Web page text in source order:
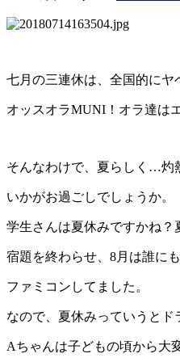
七月の三連休は、全国的にヤ
オッスオラMUNI！オラ達は
そんなわけで、夏らしく…灼
いかがお過ごしでしょうか。
学生さんは夏休みですかね
宿題を終わらせ、8月は誰に
ファミコンしてました。
なので、夏休みっていうとド
Aちゃんは子どもの頃から大